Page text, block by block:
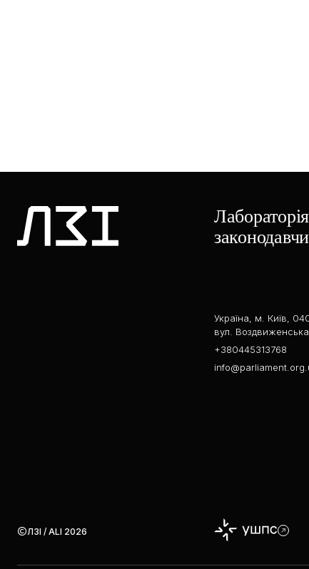
Лабораторія
Україна, м. Київ,
вул.
+380445313768
ЛЗІ / ALI 2026